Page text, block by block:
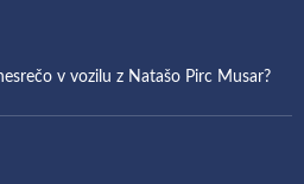
v vozilu z Natašo Pirc Musar?